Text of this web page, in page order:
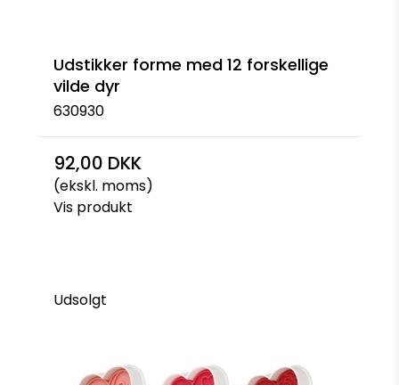
Udstikker forme med 12 forskellige
vilde dyr
630930
92,00 DKK
(ekskl. moms)
Vis produkt
Udsolgt